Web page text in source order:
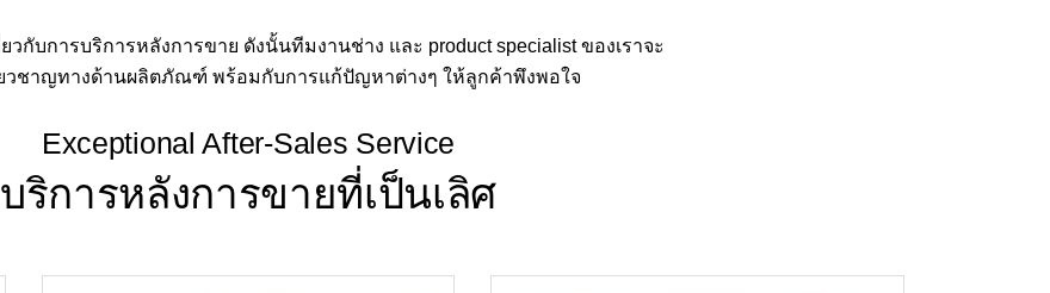
วกับการบริการหลังการขาย ดังนั้นทีมงานช่าง และ product specialist ของเราจะ
วชาญทางด้านผลิตภัณฑ์ พร้อมกับการแก้ปัญหาต่างๆ ให้ลูกค้าพึงพอใจ
Exceptional After-Sales Service
บริการหลังการขายที่เป็นเลิศ